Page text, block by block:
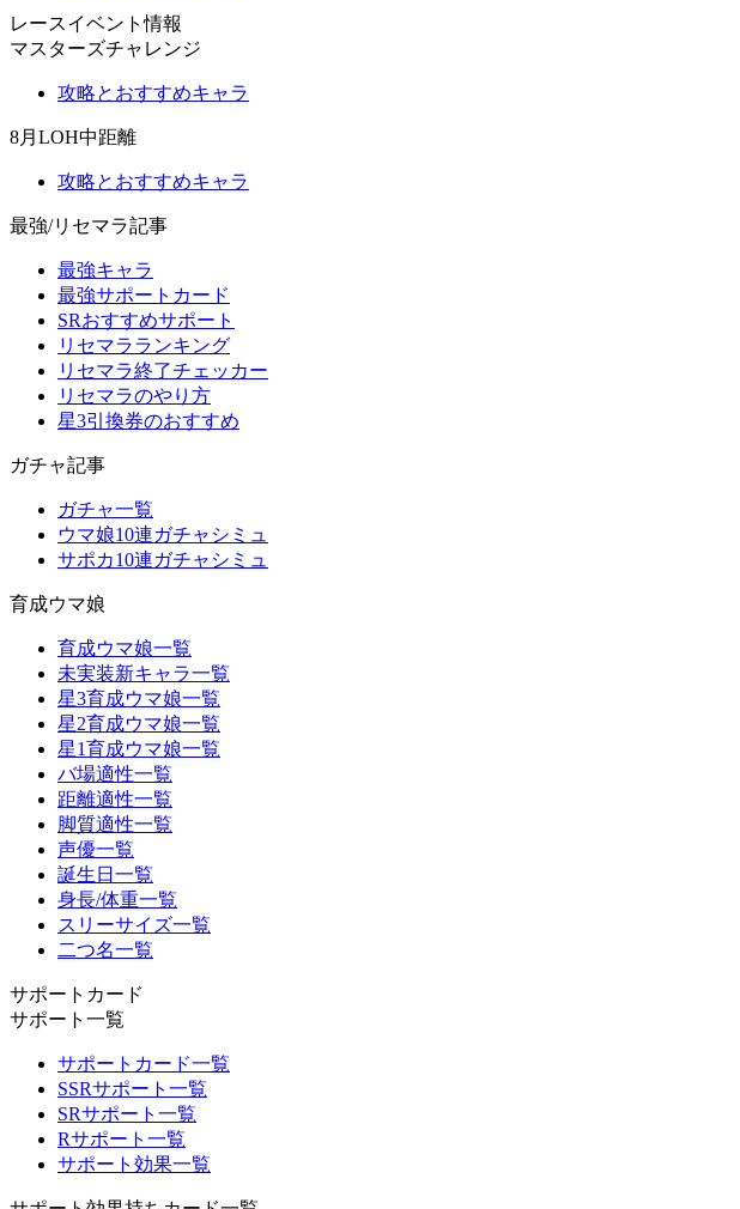
レースイベント情報
マスターズチャレンジ
攻略とおすすめキャラ
8月LOH中距離
攻略とおすすめキャラ
最強/リセマラ記事
最強キャラ
最強サポートカード
SRおすすめサポート
リセマラランキング
リセマラ終了チェッカー
リセマラのやり方
星3引換券のおすすめ
ガチャ記事
ガチャ一覧
ウマ娘10連ガチャシミュ
サポカ10連ガチャシミュ
育成ウマ娘
育成ウマ娘一覧
未実装新キャラ一覧
星3育成ウマ娘一覧
星2育成ウマ娘一覧
星1育成ウマ娘一覧
バ場適性一覧
距離適性一覧
脚質適性一覧
声優一覧
誕生日一覧
身長/体重一覧
スリーサイズ一覧
二つ名一覧
サポートカード
サポート一覧
サポートカード一覧
SSRサポート一覧
SRサポート一覧
Rサポート一覧
サポート効果一覧